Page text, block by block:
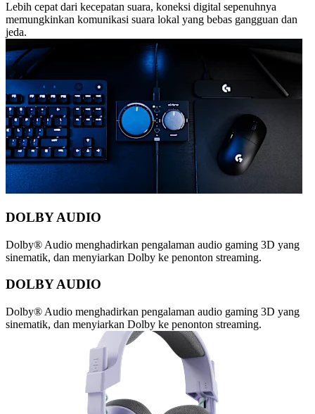
Lebih cepat dari kecepatan suara, koneksi digital sepenuhnya
memungkinkan komunikasi suara lokal yang bebas gangguan dan
jeda.
DOLBY AUDIO
Dolby® Audio menghadirkan pengalaman audio gaming 3D yang
sinematik, dan menyiarkan Dolby ke penonton streaming.
DOLBY AUDIO
Dolby® Audio menghadirkan pengalaman audio gaming 3D yang
sinematik, dan menyiarkan Dolby ke penonton streaming.